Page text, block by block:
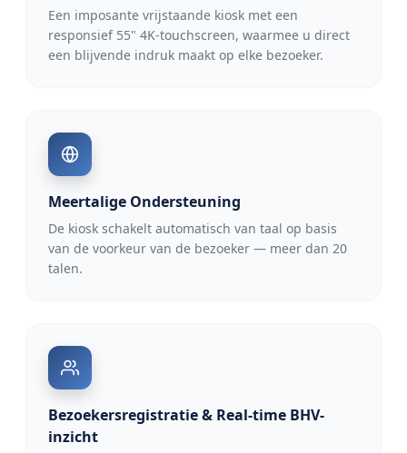
Een imposante vrijstaande kiosk met een
responsief 55" 4K-touchscreen, waarmee u direct
een blijvende indruk maakt op elke bezoeker.
Meertalige Ondersteuning
De kiosk schakelt automatisch van taal op basis
van de voorkeur van de bezoeker — meer dan 20
talen.
Bezoekersregistratie & Real-time BHV-
inzicht